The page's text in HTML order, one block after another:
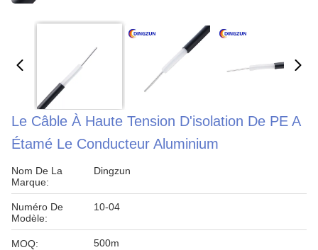
Le Câble À Haute Tension D'isolation De PE A
Étamé Le Conducteur Aluminium
Nom De La
Marque:
Dingzun
Numéro De
Modèle:
10-04
MOQ: 500m